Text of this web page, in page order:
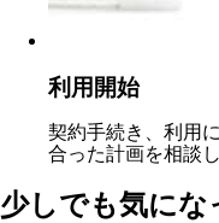
利用開始
契約手続き、利用
合った計画を相談
少しでも気にな